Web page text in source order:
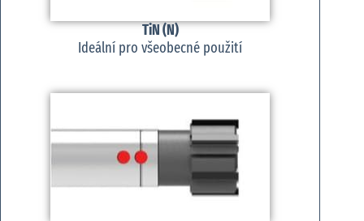
TiN (N)
Ideální pro všeobecné použití